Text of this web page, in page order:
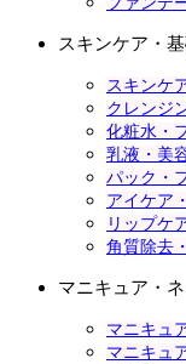
スキンケア・
スキンケ
クレンジ
化粧水・
乳液・美
パック・
アイケア
リップケ
角質除去
マニキュア・
マニキュ
マニキュ